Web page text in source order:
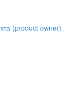
(product owner)